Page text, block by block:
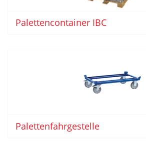
Palettencontainer IBC
Palettenfahrgestelle